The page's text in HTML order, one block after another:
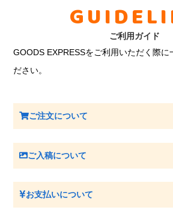
ご利用ガイド
GOODS EXPRESSをご利用いただく際に
ださい。
ご注文について
ご入稿について
お支払いについて